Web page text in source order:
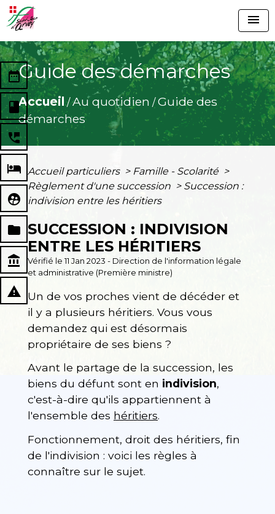
menu
Guide des démarches
Accueil/Au quotidien /Guide des
démarches
date_range
book
perm_phone_msg
local_hotel
supervised_user_circle
folder
account_balance
report_problem
Accueil particuliers > Famille - Scolarité >
Règlement d'une succession > Succession :
indivision entre les héritiers
SUCCESSION : INDIVISION
ENTRE LES HÉRITIERS
Vérifié le 11 Jan 2023 - Direction de l'information légale
et administrative (Première ministre)
Un de vos proches vient de décéder et
il y a plusieurs héritiers. Vous vous
demandez qui est désormais
propriétaire de ses biens ?
Avant le partage de la succession, les
biens du défunt sont en indivision,
c'est-à-dire qu'ils appartiennent à
l'ensemble des héritiers.
Fonctionnement, droit des héritiers, fin
de l'indivision : voici les règles à
connaître sur le sujet.